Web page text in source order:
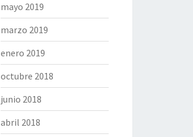
mayo 2019
marzo 2019
enero 2019
octubre 2018
junio 2018
abril 2018